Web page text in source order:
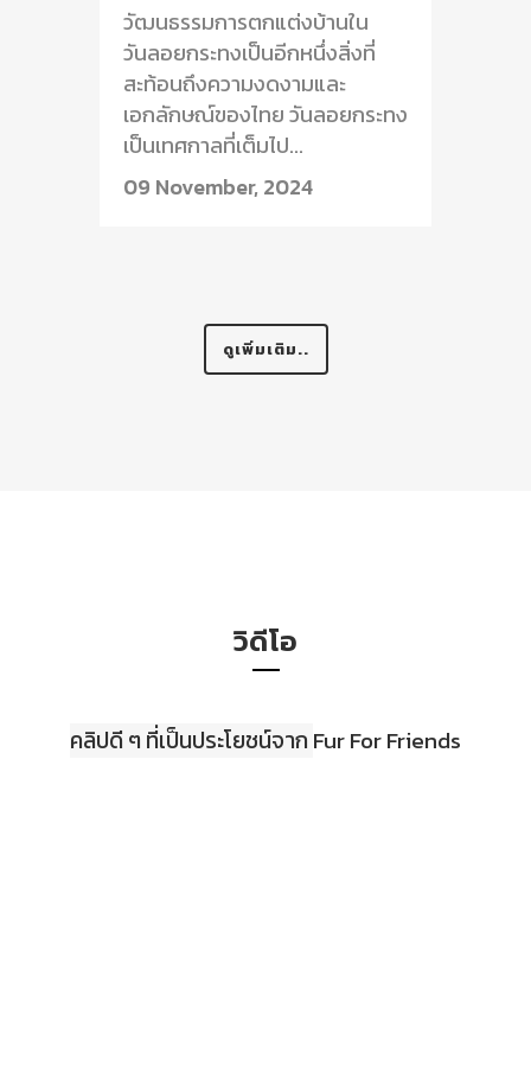
วัฒนธรรมการตกแต่งบ้านใน
วันลอยกระทงเป็นอีกหนึ่งสิ่งที่
สะท้อนถึงความงดงามและ
เอกลักษณ์ของไทย วันลอยกระทง
เป็นเทศกาลที่เต็มไป...
09 November, 2024
ดูเพิ่มเติม..
วิดีโอ
คลิปดี ๆ ที่เป็นประโยชน์จาก Fur For Friends